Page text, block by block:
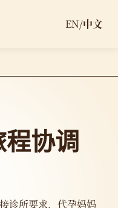
EN/中文
协调
诊所要求、代孕妈妈